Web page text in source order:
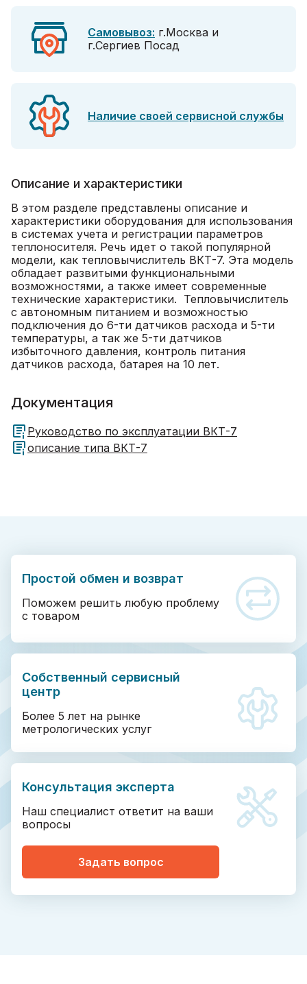
Самовывоз: г.Москва и
г.Сергиев Посад
Наличие своей сервисной службы
Описание и характеристики
В этом разделе представлены описание и
характеристики оборудования для использования
в системах учета и регистрации параметров
теплоносителя. Речь идет о такой популярной
модели, как тепловычислитель ВКТ-7. Эта модель
обладает развитыми функциональными
возможностями, а также имеет современные
технические характеристики. Тепловычислитель
с автономным питанием и возможностью
подключения до 6-ти датчиков расхода и 5-ти
температуры, а так же 5-ти датчиков
избыточного давления, контроль питания
датчиков расхода, батарея на 10 лет.
Документация
Руководство по эксплуатации ВКТ-7
описание типа ВКТ-7
Простой обмен и возврат
Поможем решить любую проблему
с товаром
Собственный сервисный
центр
Более 5 лет на рынке
метрологических услуг
Консультация эксперта
Наш специалист ответит на ваши
вопросы
Задать вопрос